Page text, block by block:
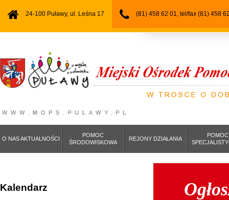
24-100 Puławy, ul. Leśna 17 (81) 458 62 01, tel/fax (81) 458
O NAS AKTUALNOŚCI
POMOC
ŚRODOWISKOWA
REJONY DZIAŁANIA
POMOC
Kalendarz